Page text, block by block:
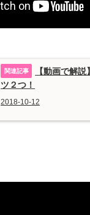
【動画で解
ツ２つ！
2018-10-12